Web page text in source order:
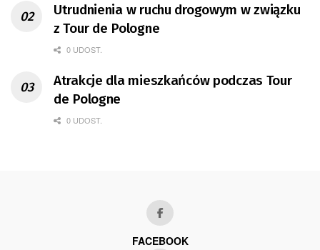
Utrudnienia w ruchu drogowym w związku
z Tour de Pologne
0 UDOST.
Atrakcje dla mieszkańców podczas Tour
de Pologne
0 UDOST.
FACEBOOK